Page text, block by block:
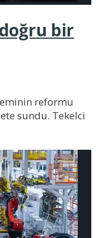
bir
reformu
sundu. Tekelci